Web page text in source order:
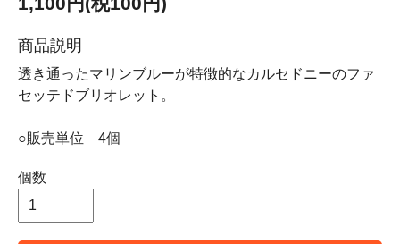
商品説明
透き通ったマリンブルーが特徴的なカルセドニーのファ
セッテドブリオレット。
○販売単位 4個
個数